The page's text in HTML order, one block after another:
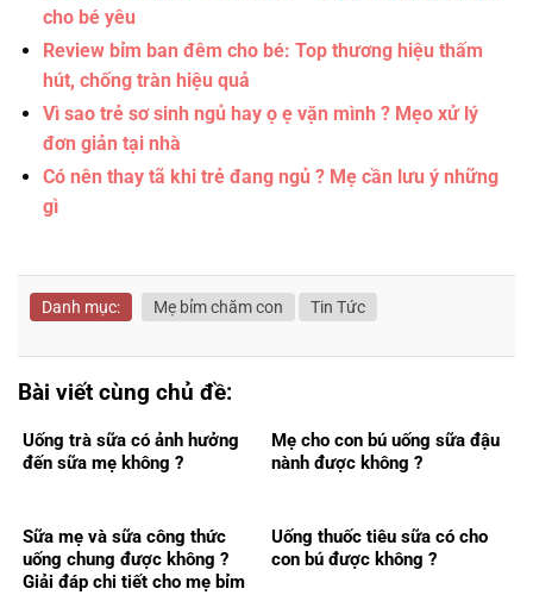
cho bé yêu
Review bỉm ban đêm cho bé: Top thương hiệu thấm
hút, chống tràn hiệu quả
Vì sao trẻ sơ sinh ngủ hay ọ ẹ vặn mình ? Mẹo xử lý
đơn giản tại nhà
Có nên thay tã khi trẻ đang ngủ ? Mẹ cần lưu ý những
gì
Danh mục: Mẹ bỉm chăm con Tin Tức
Bài viết cùng chủ đề:
Uống trà sữa có ảnh hưởng
đến sữa mẹ không ?
Mẹ cho con bú uống sữa đậu
nành được không ?
Sữa mẹ và sữa công thức
uống chung được không ?
Giải đáp chi tiết cho mẹ bỉm
Uống thuốc tiêu sữa có cho
con bú được không ?